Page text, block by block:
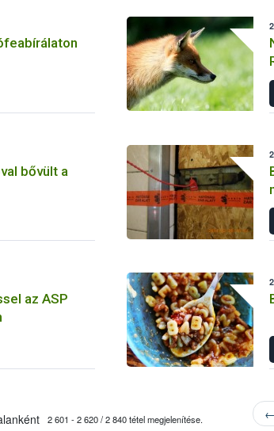
bővült a
az ASP
2 601 - 2 620 / 2 840 tétel megjelenítése.